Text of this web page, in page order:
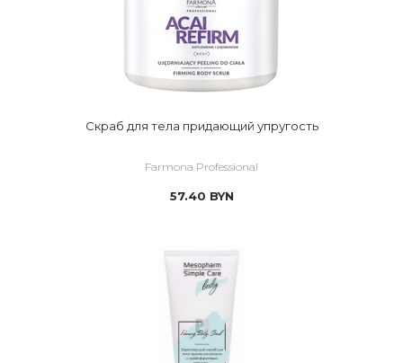
Cкраб для тела придающий упругость
Farmona Professional
57.40 BYN